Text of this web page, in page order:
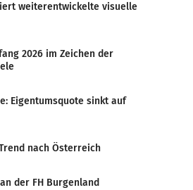
weiterentwickelte visuelle
2026 im Zeichen der
Eigentumsquote sinkt auf
nach Österreich
der FH Burgenland